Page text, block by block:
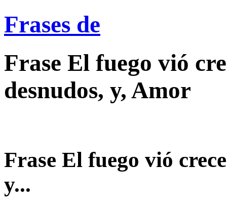
Frases de
Frase El fuego vió
desnudos, y, Amor
Frase El fuego vió
y...